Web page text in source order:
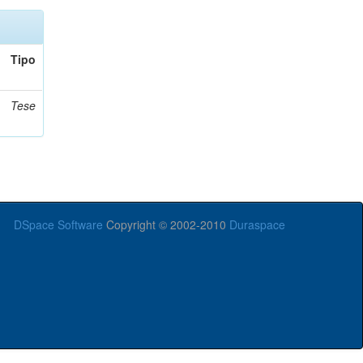
Tipo
Tese
DSpace Software Copyright © 2002-2010 Duraspace